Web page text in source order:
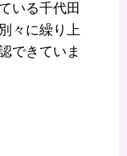
いる千代田
々に繰り上
できていま